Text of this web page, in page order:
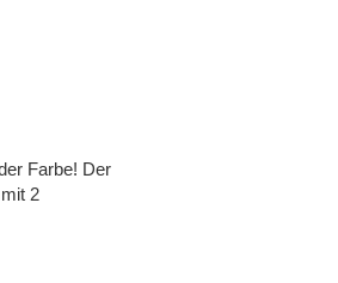
Farbe! Der
2